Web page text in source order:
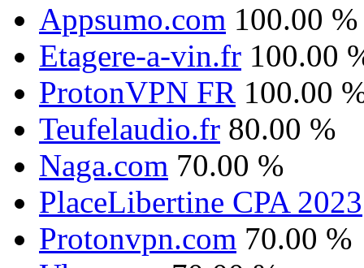
Appsumo.com 100.00 %
Etagere-a-vin.fr 100.00
ProtonVPN FR 100.00
Teufelaudio.fr 80.00 %
Naga.com 70.00 %
PlaceLibertine CPA 2023
Protonvpn.com 70.00 %